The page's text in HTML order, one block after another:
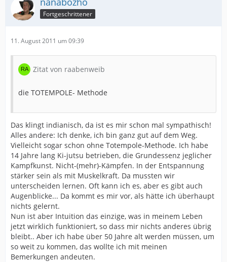
Fortgeschrittener
11. August 2011 um 09:39
Zitat von raabenweib
die TOTEMPOLE- Methode
Das klingt indianisch, da ist es mir schon mal sympathisch!
Alles andere: Ich denke, ich bin ganz gut auf dem Weg.
Vielleicht sogar schon ohne Totempole-Methode. Ich habe
14 Jahre lang Ki-jutsu betrieben, die Grundessenz jeglicher
Kampfkunst. Nicht-(mehr)-Kämpfen. In der Entspannung
stärker sein als mit Muskelkraft. Da mussten wir
unterscheiden lernen. Oft kann ich es, aber es gibt auch
Augenblicke... Da kommt es mir vor, als hätte ich überhaupt
nichts gelernt.
Nun ist aber Intuition das einzige, was in meinem Leben
jetzt wirklich funktioniert, so dass mir nichts anderes übrig
bleibt.. Aber ich habe über 50 Jahre alt werden müssen, um
so weit zu kommen, das wollte ich mit meinen
Bemerkungen andeuten.